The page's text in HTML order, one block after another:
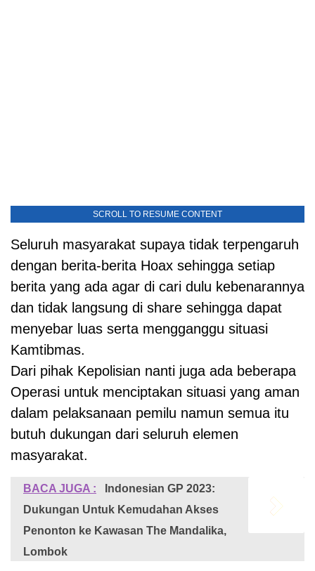
SCROLL TO RESUME CONTENT
Seluruh masyarakat supaya tidak terpengaruh
dengan berita-berita Hoax sehingga setiap
berita yang ada agar di cari dulu kebenarannya
dan tidak langsung di share sehingga dapat
menyebar luas serta mengganggu situasi
Kamtibmas.
Dari pihak Kepolisian nanti juga ada beberapa
Operasi untuk menciptakan situasi yang aman
dalam pelaksanaan pemilu namun semua itu
butuh dukungan dari seluruh elemen
masyarakat.
BACA JUGA :
Indonesian GP 2023:
Dukungan Untuk Kemudahan Akses
Penonton ke Kawasan The Mandalika,
Lombok